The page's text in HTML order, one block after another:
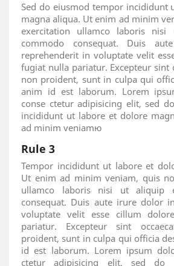
Sed do eiusmod tempor incididunt
magna aliqua. Ut enim ad minim
exercitation ullamco laboris
commodo consequat. Duis
reprehenderit in voluptate velit
fugiat nulla pariatur. Excepteur sint
non proident, sunt in culpa qui
anim id est laborum. Lorem
conse ctetur adipisicing elit, sed
incididunt ut labore et dolore
ad minim veniamю
Rule 3
Tempor incididunt ut labore et
Ut enim ad minim veniam, quis
ullamco laboris nisi ut aliquip
consequat. Duis aute irure dolor
voluptate velit esse cillum
pariatur. Excepteur sint
proident, sunt in culpa qui officia
id est laborum. Lorem ipsum
ctetur adipisicing elit, sed do